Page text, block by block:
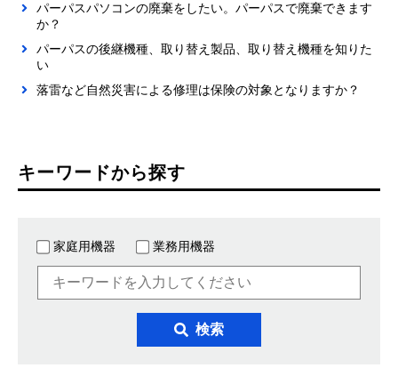
パーパスパソコンの廃棄をしたい。パーパスで廃棄できます
か？
パーパスの後継機種、取り替え製品、取り替え機種を知りた
い
落雷など自然災害による修理は保険の対象となりますか？
キーワードから探す
家庭用機器 業務用機器
検索